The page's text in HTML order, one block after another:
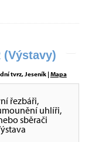
(Výstavy)
tvrz, Jeseník |Mapa
řezbáři,
uhlíři,
sběrači